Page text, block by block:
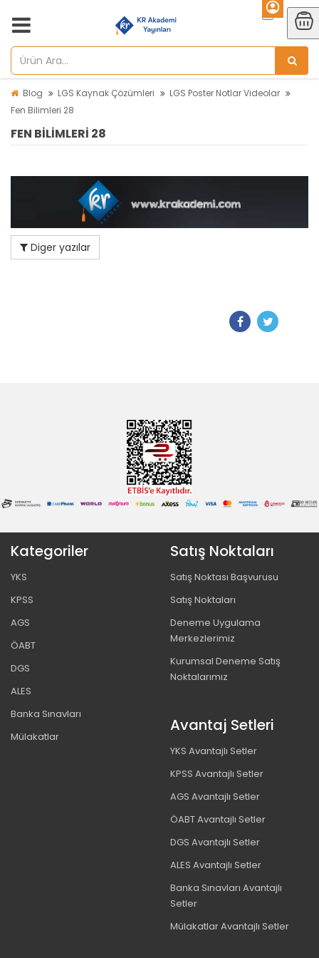
Blog LGS Kaynak Çözümleri
LGS Poster Notlar Videolar
Fen Bilimleri 28
FEN BILIMLERI 28
Diger yazılar
Kategoriler
YKS
KPSS
AGS
ÖABT
DGS
ALES
Banka Sınavları
Mülakatlar
Satış Noktaları
Satış Noktası Başvurusu
Satış Noktaları
Deneme Uygulama
Merkezlerimiz
Kurumsal Deneme Satış
Noktalarımız
Avantaj Setleri
YKS Avantajlı Setler
KPSS Avantajlı Setler
AGS Avantajlı Setler
ÖABT Avantajlı Setler
DGS Avantajlı Setler
ALES Avantajlı Setler
Banka Sınavları Avantajlı
Setler
Mülakatlar Avantajlı Setler